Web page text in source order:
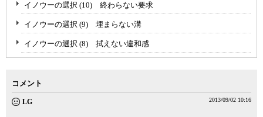
イノウーの選択 (10) 終わらない要求
イノウーの選択 (9) 埋まらない溝
イノウーの選択 (8) 拭えない違和感
コメント
LG 2013/09/02 10:16